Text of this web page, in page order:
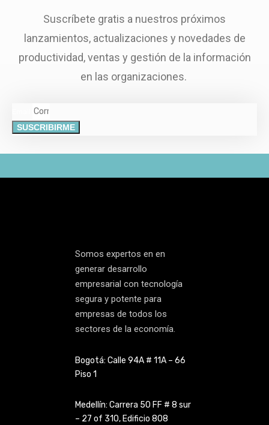
Suscríbete gratis a nuestros próximos
lanzamientos, actualizaciones y novedades de
productividad, ventas y gestión de la información
en las organizaciones.
SUSCRIBIRME
Somos expertos en en
generar desarrollo
empresarial con tecnología
segura y potente para
empresas de todos los
sectores de la economía.
Bogotá: Calle 94A # 11A – 66
Piso 1
Medellín: Carrera 50 FF # 8 sur
– 27 of 310, Edificio 808